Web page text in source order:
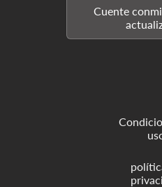
Cuente